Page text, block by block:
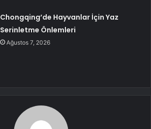
Chongqing’de Hayvanlar İçin Yaz
Serinletme Önlemleri
Ağustos 7, 2026